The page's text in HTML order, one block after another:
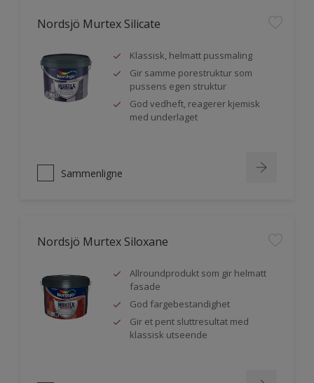
Nordsjö Murtex Silicate
Klassisk, helmatt pussmaling
Gir samme porestruktur som
pussens egen struktur
God vedheft, reagerer kjemisk
med underlaget
Sammenligne
Nordsjö Murtex Siloxane
Allroundprodukt som gir helmatt
fasade
God fargebestandighet
Gir et pent sluttresultat med
klassisk utseende